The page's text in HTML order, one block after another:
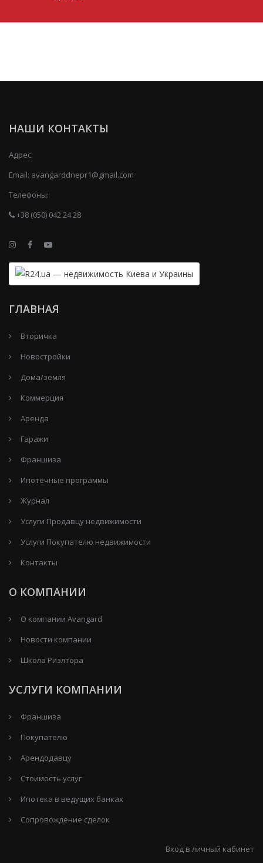
НАШИ КОНТАКТЫ
Адрес:
Email: avangarddnepr1@gmail.com
Телефоны:
+38 (050) 042 24 28
ГЛАВНАЯ
Вторичка
Новостройки
Дома/земля
Коммерция
Аренда
Гаражи
Франшиза
Ипотечные программы
Журнал
Услуги Продавцу недвижимости
Услуги Покупателю недвижимости
Контакты
О КОМПАНИИ
О компании Avangard
Новости компании
Школа Риэлтора
УСЛУГИ КОМПАНИИ
Франшиза
Покупателю
Арендодавцу
Стоимость услуг
Ипотека в ведущих банках
Сопровождение сделок
Вход в личный кабинет